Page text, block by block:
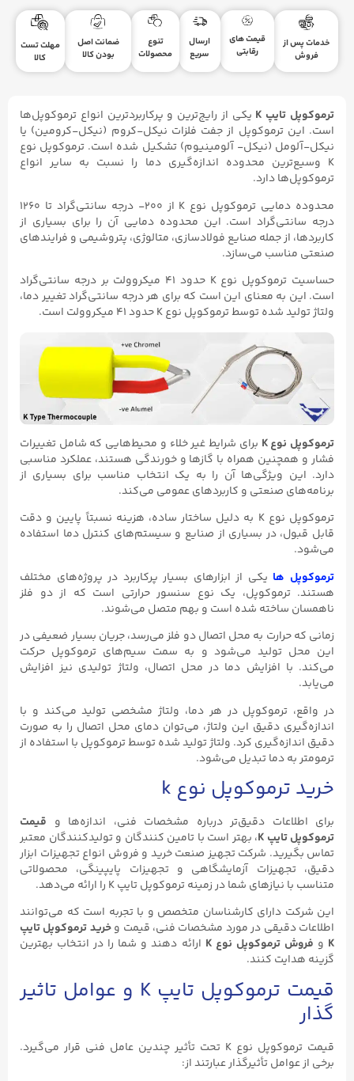
خدمات پس از
فروش
قیمت های
رقابتی
ارسال
سریع
تنوع
محصولات
ضمانت اصل
بودن کالا
مهلت تست
کالا
ترموکوپل تایپ K
یکی از رایج‌ترین و پرکاربردترین انواع ترموکوپل‌ها
است. این ترموکوپل از جفت فلزات نیکل-کروم (نیکل-کرومین) یا
نیکل-آلومل (نیکل- آلومینیوم) تشکیل شده است. ترموکوپل نوع
K وسیع‌ترین محدوده اندازه‌گیری دما را نسبت به سایر انواع
ترموکوپل‌ها دارد.
محدوده دمایی ترموکوپل نوع K از ۲۰۰- درجه سانتی‌گراد تا ۱۲۶۰
درجه سانتی‌گراد است. این محدوده دمایی آن را برای بسیاری از
کاربردها، از جمله صنایع فولادسازی، متالوژی، پتروشیمی و فرایندهای
صنعتی مناسب می‌سازد.
حساسیت ترموکوپل نوع K حدود ۴۱ میکروولت بر درجه سانتی‌گراد
است. این به معنای این است که برای هر درجه سانتی‌گراد تغییر دما،
ولتاژ تولید شده توسط ترموکوپل نوع K حدود ۴۱ میکروولت است.
ترموکوپل نوع K برای شرایط غیر خلاء و محیط‌هایی که شامل تغییرات
فشار و همچنین همراه با گازها و خورندگی هستند، عملکرد مناسبی
دارد. این ویژگی‌ها آن را به یک انتخاب مناسب برای بسیاری از
برنامه‌های صنعتی و کاربردهای عمومی می‌کند.
ترموکوپل نوع K به دلیل ساختار ساده، هزینه نسبتاً پایین و دقت
قابل قبول، در بسیاری از صنایع و سیستم‌های کنترل دما استفاده
می‌شود.
ترموکوپل ها یکی از ابزارهای بسیار پرکاربرد در پروژه‌های مختلف
هستند. ترموکوپل، یک نوع سنسور حرارتی است که از دو فلز
ناهمسان ساخته شده است و بهم متصل می‌شوند.
زمانی که حرارت به محل اتصال دو فلز می‌رسد، جریان بسیار ضعیفی در
این محل تولید می‌شود و به سمت سیم‌های ترموکوپل حرکت
می‌کند. با افزایش دما در محل اتصال، ولتاژ تولیدی نیز افزایش
می‌یابد.
در واقع، ترموکوپل در هر دما، ولتاژ مشخصی تولید می‌کند و با
اندازه‌گیری دقیق این ولتاژ، می‌توان دمای محل اتصال را به صورت
دقیق اندازه‌گیری کرد. ولتاژ تولید شده توسط ترموکوپل با استفاده از
ترمومتر به دما تبدیل می‌شود.
خرید ترموکوپل نوع k
برای اطلاعات دقیق‌تر درباره مشخصات فنی، اندازه‌ها و قیمت‌
ترموکوپل تایپ K
، بهتر است با تامین کنندگان و تولیدکنندگان معتبر
تماس بگیرید. شرکت تجهیز صنعت خرید و فروش انواع تجهیزات ابزار
دقیق، تجهیزات آزمایشگاهی و تجهیزات پایپینگی، محصولاتی
متناسب با نیازهای شما در زمینه ترموکوپل تایپ K را ارائه می‌دهد.
این شرکت دارای کارشناسان متخصص و با تجربه است که می‌توانند
اطلاعات دقیقی در مورد مشخصات فنی، قیمت وخرید ترموکوپل تایپ
K و فروش ترموکوپل نوع K
ارائه دهند و شما را در انتخاب بهترین
گزینه هدایت کنند.
قیمت ترموکوپل تایپ K و عوامل تاثیر
گذار
قیمت ترموکوپل نوع K تحت تأثیر چندین عامل فنی قرار می‌گیرد.
برخی از عوامل تأثیرگذار عبارتند از: